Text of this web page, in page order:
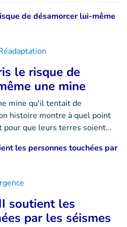
le risque de
une mine
mine qu'il tentait de
histoire montre à quel point
pour que leurs terres soient…
soutient les
par les séismes